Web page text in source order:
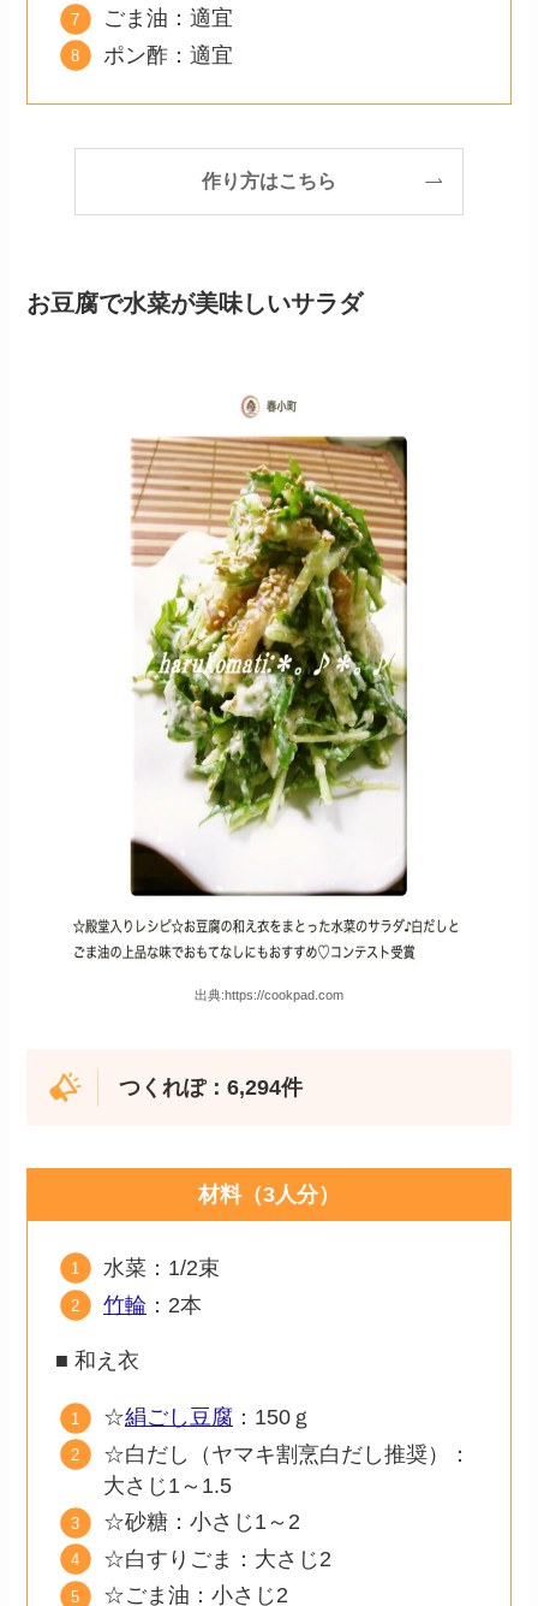
ごま油：適宜
ポン酢：適宜
作り方はこちら
お豆腐で水菜が美味しいサラダ
出典:https://cookpad.com
つくれぽ：6,294件
材料（3人分）
水菜：1/2束
竹輪 ：2本
■ 和え衣
☆絹ごし豆腐 ：150ｇ
☆白だし（ヤマキ割烹白だし推奨）：
大さじ1～1.5
☆砂糖：小さじ1～2
☆白すりごま：大さじ2
☆ごま油：小さじ2